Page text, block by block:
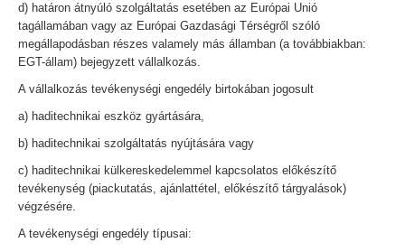
d) határon átnyúló szolgáltatás esetében az Európai Unió
tagállamában vagy az Európai Gazdasági Térségről szóló
megállapodásban részes valamely más államban (a továbbiakban:
EGT-állam) bejegyzett vállalkozás.
A vállalkozás tevékenységi engedély birtokában jogosult
a) haditechnikai eszköz gyártására,
b) haditechnikai szolgáltatás nyújtására vagy
c) haditechnikai külkereskedelemmel kapcsolatos előkészítő
tevékenység (piackutatás, ajánlattétel, előkészítő tárgyalások)
végzésére.
A tevékenységi engedély típusai: